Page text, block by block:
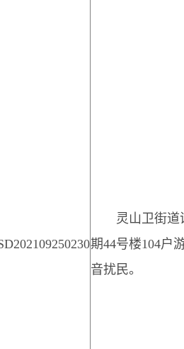
灵山卫街道
期44号楼104户
音扰民。